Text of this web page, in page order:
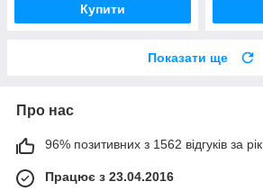
Купити
Показати ще
Про нас
96% позитивних з 1562 відгуків за рік
Працює з 23.04.2016